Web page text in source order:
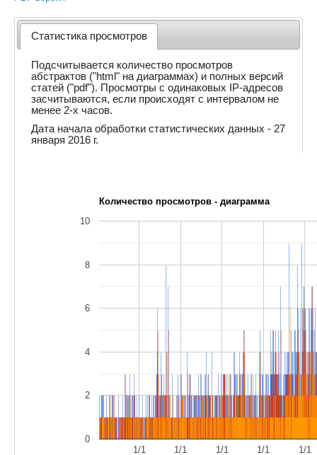
Статистика просмотров
Подсчитывается количество просмотров
абстрактов ("html" на диаграммах) и полных версий
статей ("pdf"). Просмотры с одинаковых IP-адресов
засчитываются, если происходят с интервалом не
менее 2-х часов.
Дата начала обработки статистических данных - 27
января 2016 г.
Количество просмотров - диаграмма
1/1
1/1
1/1
1/1
1/1
0
2
4
6
8
10